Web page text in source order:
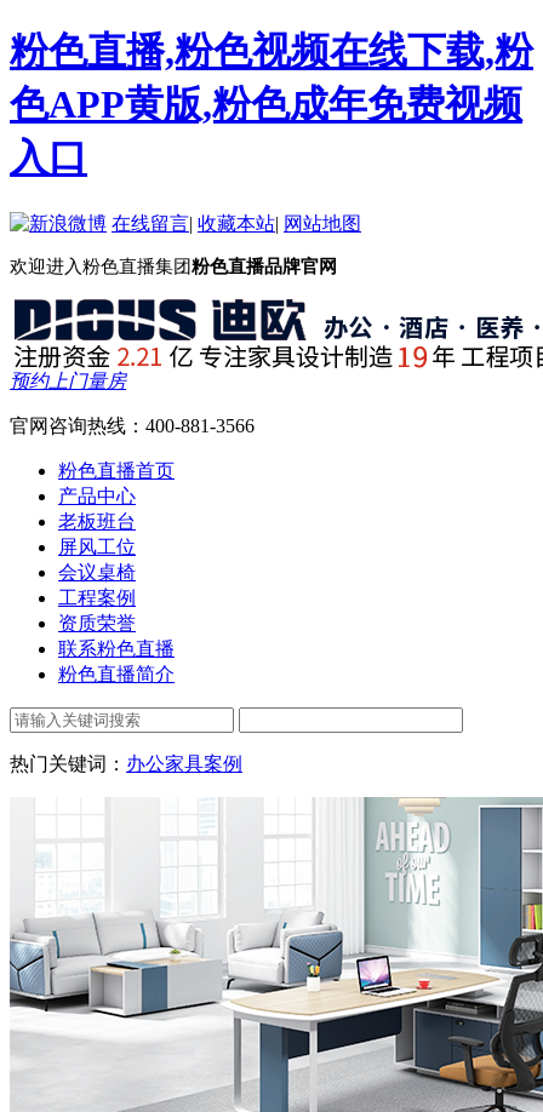
粉色直播,粉色视频在线下载,粉
色APP黄版,粉色成年免费视频
入口
在线留言| 收藏本站| 网站地图
欢迎进入粉色直播集团粉色直播品牌官网
预约上门量房
官网咨询热线： 400-881-3566
粉色直播首页
产品中心
老板班台
屏风工位
会议桌椅
工程案例
资质荣誉
联系粉色直播
粉色直播简介
热门关键词： 办公家具案例